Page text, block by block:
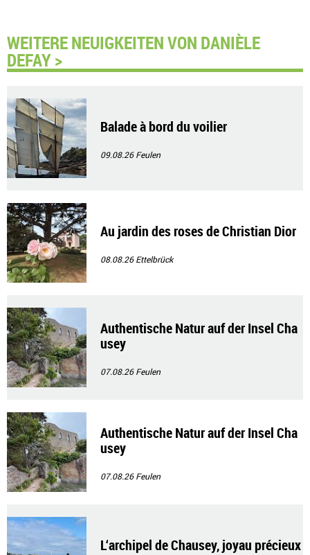
WEITERE NEUIGKEITEN VON DANIÈLE
DEFAY >
Balade à bord du voilier
09.08.26Feulen
Au jardin des roses de Christian Dior
08.08.26Ettelbrück
Authentische Natur auf der Insel Cha
usey
07.08.26Feulen
Authentische Natur auf der Insel Cha
usey
07.08.26Feulen
L‘archipel de Chausey, joyau précieux